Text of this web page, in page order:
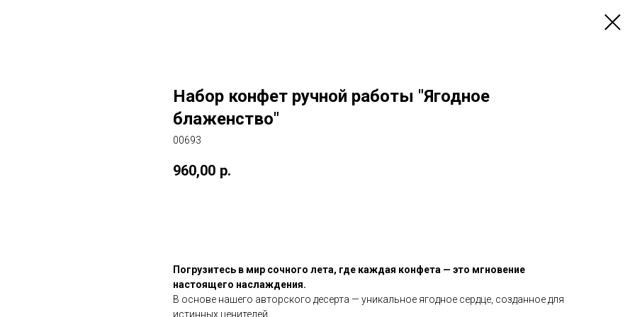
Набор конфет ручной работы "Ягодное
блаженство"
00693
960,00 р.
Погрузитесь в мир сочного лета, где каждая конфета — это мгновение
настоящего наслаждения.
В основе нашего авторского десерта — уникальное ягодное сердце, созданное для
истинных ценителей.